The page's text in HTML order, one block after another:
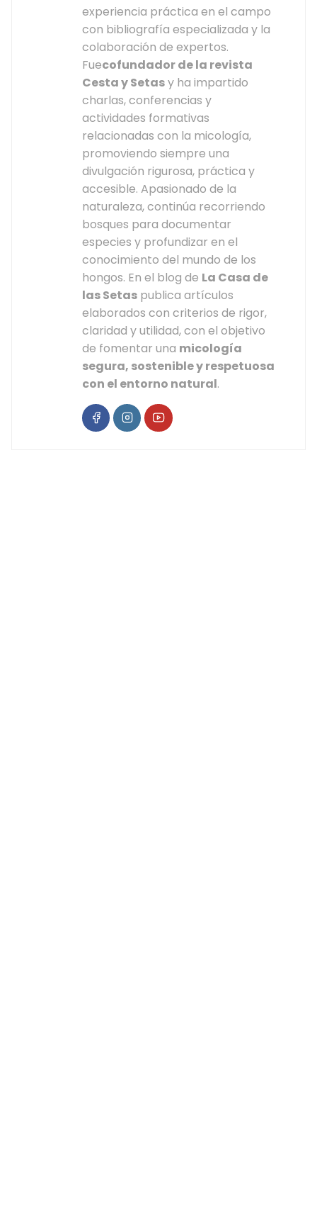
experiencia práctica en el campo
con bibliografía especializada y la
colaboración de expertos.
Fuecofundador de la revista
Cesta y Setasy ha impartido
charlas, conferencias y
actividades formativas
relacionadas con la micología,
promoviendo siempre una
divulgación rigurosa, práctica y
accesible. Apasionado de la
naturaleza, continúa recorriendo
bosques para documentar
especies y profundizar en el
conocimiento del mundo de los
hongos. En el blog de La Casa de
las Setas publica artículos
elaborados con criterios de rigor,
claridad y utilidad, con el objetivo
de fomentar una micología
segura, sostenible y respetuosa
con el entorno natural.